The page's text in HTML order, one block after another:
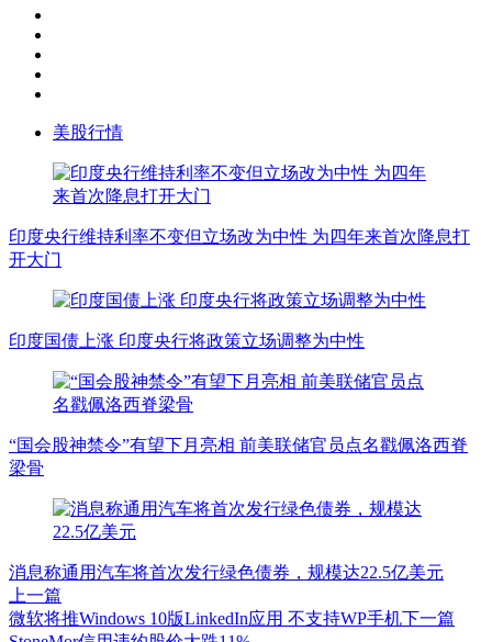
美股行情
印度央行维持利率不变但立场改为中性 为四年来首次降息打
开大门
印度国债上涨 印度央行将政策立场调整为中性
“国会股神禁令”有望下月亮相 前美联储官员点名戳佩洛西脊
梁骨
消息称通用汽车将首次发行绿色债券，规模达22.5亿美元
上一篇
微软将推Windows 10版LinkedIn应用 不支持WP手机下一篇